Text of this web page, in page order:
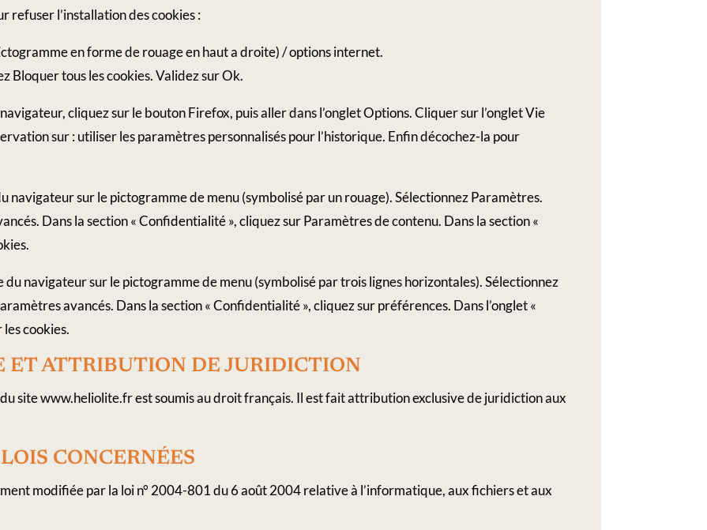
refuser l’installation des cookies :
en forme de rouage en haut a droite) / options internet.
Bloquer tous les cookies. Validez sur Ok.
cliquez sur le bouton Firefox, puis aller dans l’onglet Options. Cliquer sur l’onglet Vie
sur : utiliser les paramètres personnalisés pour l’historique. Enfin décochez-la pour
navigateur sur le pictogramme de menu (symbolisé par un rouage). Sélectionnez Paramètres.
Dans la section « Confidentialité », cliquez sur Paramètres de contenu. Dans la section «
du navigateur sur le pictogramme de menu (symbolisé par trois lignes horizontales). Sélectionnez
avancés. Dans la section « Confidentialité », cliquez sur préférences. Dans l’onglet «
cookies.
​ET​ ​ATTRIBUTION​ ​DE​ ​JURIDICTION
site www.heliolite.fr est soumis au droit français. Il est fait attribution exclusive de juridiction aux
​CONCERNÉES
modifiée par la loi n° 2004-801 du 6 août 2004 relative à l’informatique, aux fichiers et aux